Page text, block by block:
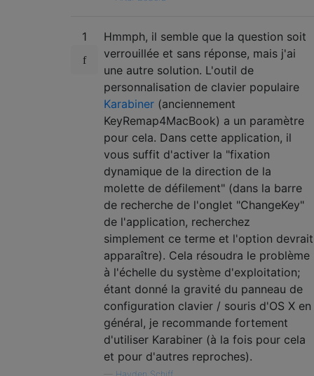
1
Hmmph, il semble que la question soit
verrouillée et sans réponse, mais j'ai
une autre solution. L'outil de
personnalisation de clavier populaire
Karabiner (anciennement
KeyRemap4MacBook) a un paramètre
pour cela. Dans cette application, il
vous suffit d'activer la "fixation
dynamique de la direction de la
molette de défilement" (dans la barre
de recherche de l'onglet "ChangeKey"
de l'application, recherchez
simplement ce terme et l'option devrait
apparaître). Cela résoudra le problème
à l'échelle du système d'exploitation;
étant donné la gravité du panneau de
configuration clavier / souris d'OS X en
général, je recommande fortement
d'utiliser Karabiner (à la fois pour cela
et pour d'autres reproches).